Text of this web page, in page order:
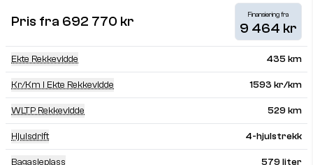
Pris fra 692 770 kr Finansiering fra
9 464 kr
Ekte Rekkevidde 435 km
Kr/km I Ekte Rekkevidde 1593 kr/km
WLTP Rekkevidde 529 km
Hjulsdrift 4-hjulstrekk
Bagasjeplass 579 liter